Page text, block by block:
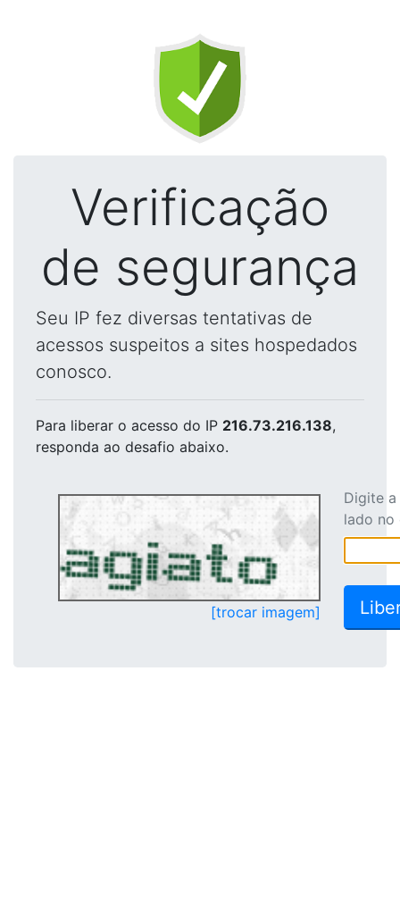
Verificação
de segurança
Seu IP fez diversas tentativas de
acessos suspeitos a sites hospedados
conosco.
Para liberar o acesso do IP 216.73.216.138,
responda ao desafio abaixo.
[trocar imagem]
Digite
lado no